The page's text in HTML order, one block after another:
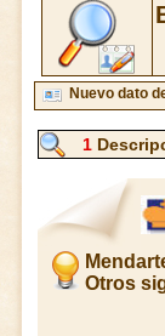
Nuevo dato
1
Otros